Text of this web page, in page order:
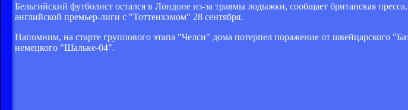
Бельгийский футболист остался в Лондоне из-за травмы лодыжки, сообщает британская
английской премьер-лиги с "Тоттенхэмом" 28 сентября.
Напомним, на старте группового этапа "Челси" дома потерпел поражение от швейцарского
немецкого "Шальке-04".